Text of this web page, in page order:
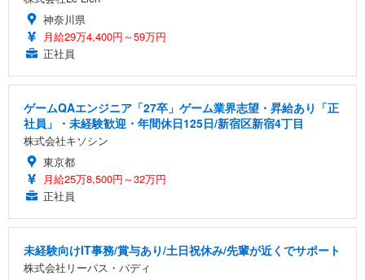
神奈川県
月給29万4,400円～59万円
正社員
ゲームQAエンジニア「27卒」ゲーム業界志望・昇給あり「正
社員」・未経験歓迎・年間休日125日/新宿区新宿4丁目
株式会社キソシン
東京都
月給25万8,500円～32万円
正社員
未経験向けIT事務/賞与あり/土日祝休み/先輩が近くでサポート
株式会社リーパス・バディ